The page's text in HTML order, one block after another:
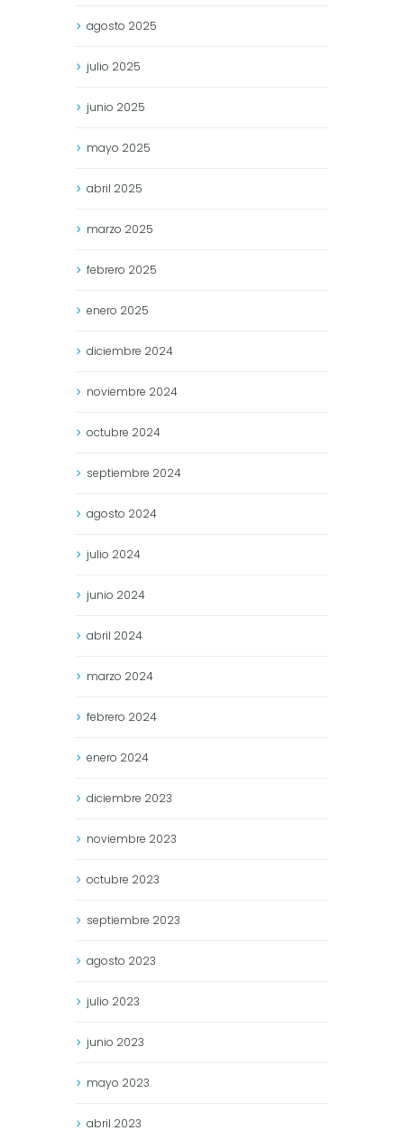
agosto 2025
julio 2025
junio 2025
mayo 2025
abril 2025
marzo 2025
febrero 2025
enero 2025
diciembre 2024
noviembre 2024
octubre 2024
septiembre 2024
agosto 2024
julio 2024
junio 2024
abril 2024
marzo 2024
febrero 2024
enero 2024
diciembre 2023
noviembre 2023
octubre 2023
septiembre 2023
agosto 2023
julio 2023
junio 2023
mayo 2023
abril 2023